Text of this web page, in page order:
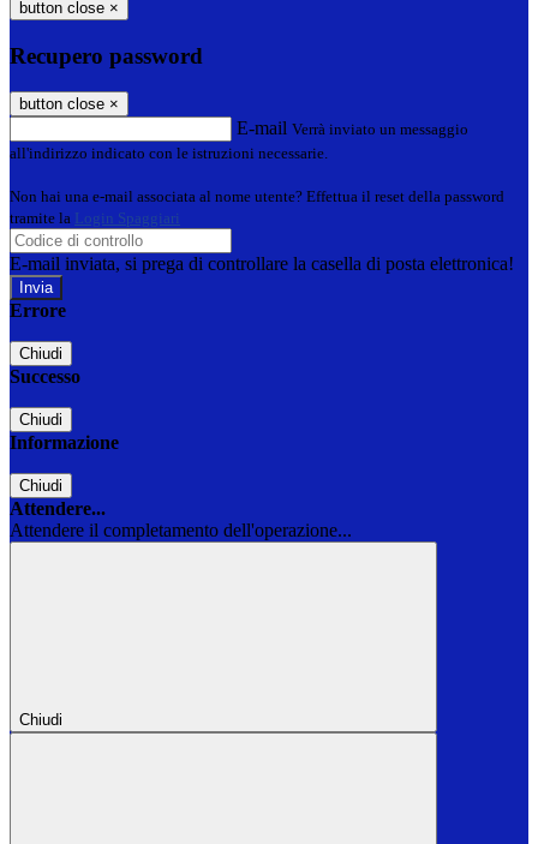
button close ×
Recupero password
button close ×
E-mail Verrà inviato un messaggio
all'indirizzo indicato con le istruzioni necessarie.
Non hai una e-mail associata al nome utente? Effettua il reset della password
tramite la Login Spaggiari
E-mail inviata, si prega di controllare la casella di posta elettronica!
Errore
Chiudi
Successo
Chiudi
Informazione
Chiudi
Attendere...
Attendere il completamento dell'operazione...
Chiudi